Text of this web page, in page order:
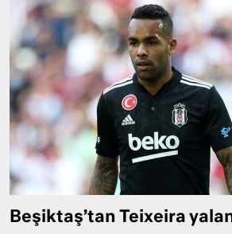
Beşiktaş’tan Teixeira